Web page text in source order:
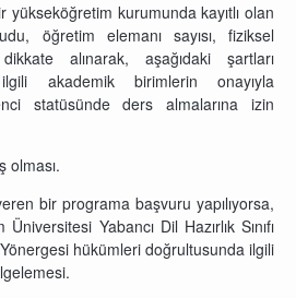
yükseköğretim kurumunda kayıtlı olan
öğretim elemanı sayısı, fiziksel
alınarak, aşağıdaki şartları
akademik birimlerin onayıyla
statüsünde ders almalarına izin
olması.
bir programa başvuru yapılıyorsa,
Yabancı Dil Hazırlık Sınıfı
hükümleri doğrultusunda ilgili